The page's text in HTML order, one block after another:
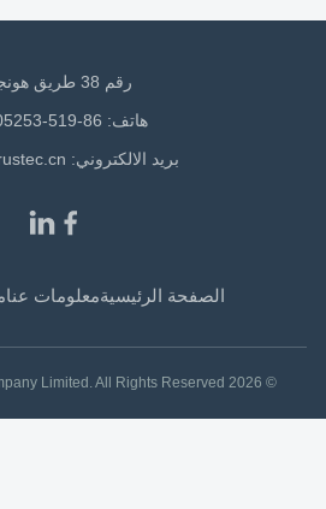
هاتف: 86-519-85105253
بريد الالكتروني:
الصفحة الرئيسيةمعلومات عنا